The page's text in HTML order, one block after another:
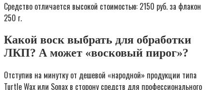
Средство отличается высокой стоимостью: 2150 руб. за флакон
250 г.
Какой воск выбрать для обработки
ЛКП? А может «восковый пирог»?
Отступив на минутку от дешевой «народной» продукции типа
Turtle Wax или Sonax в сторону средств для профессионального